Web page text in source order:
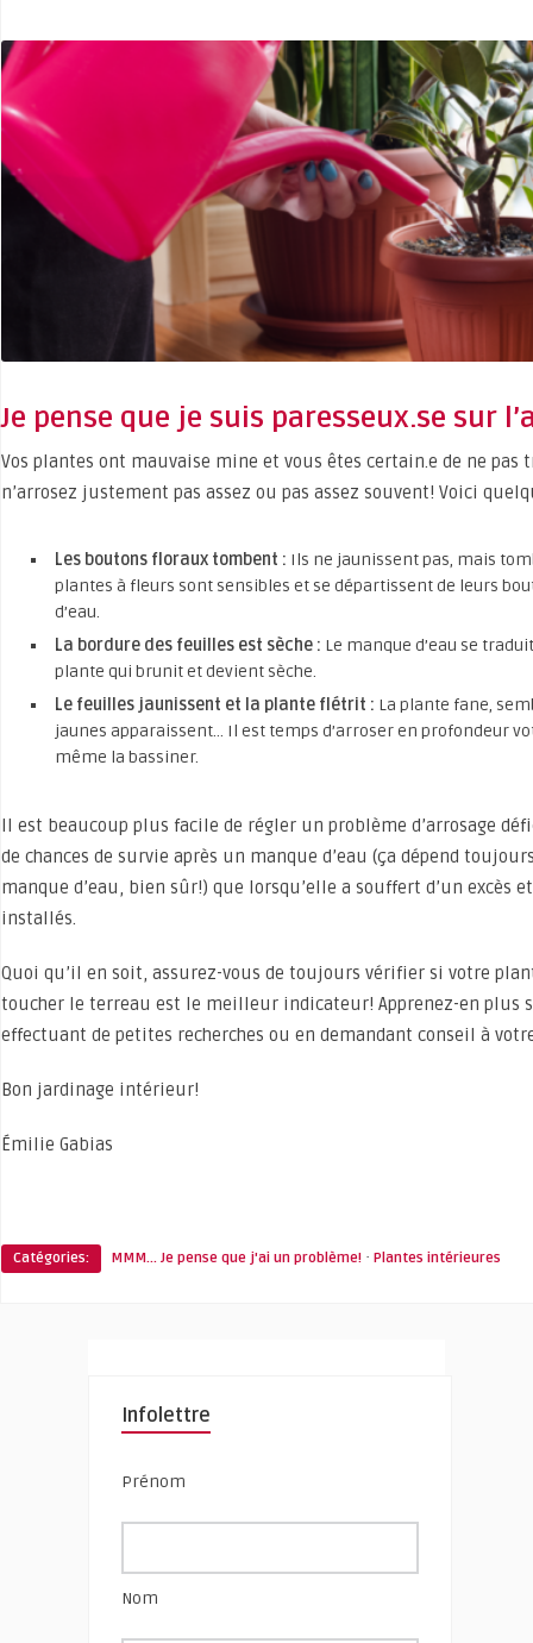
Je pense que je suis paresseux.se sur
Vos plantes ont mauvaise mine et vous êtes certain.e de ne pas
n’arrosez justement pas assez ou pas assez souvent! Voici
Les boutons floraux tombent : Ils ne jaunissent pas, mais
plantes à fleurs sont sensibles et se départissent de leurs
d’eau.
La bordure des feuilles est sèche : Le manque d’eau se
plante qui brunit et devient sèche.
Le feuilles jaunissent et la plante flétrit : La plante fane,
jaunes apparaissent… Il est temps d’arroser en profondeur
même la bassiner.
Il est beaucoup plus facile de régler un problème d’arrosage
de chances de survie après un manque d’eau (ça dépend
manque d’eau, bien sûr!) que lorsqu’elle a souffert d’un excès
installés.
Quoi qu’il en soit, assurez-vous de toujours vérifier si votre
toucher le terreau est le meilleur indicateur! Apprenez-en plus
effectuant de petites recherches ou en demandant conseil à
Bon jardinage intérieur!
Émilie Gabias
Catégories: MMM... Je pense que j'ai un problème! · Plantes intérieures
Infolettre
Prénom
Nom